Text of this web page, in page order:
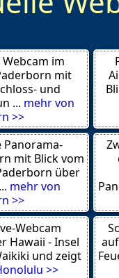
en Bosses
Oyen
Dame
La Trinite
Saint Jean
Checrouit
La Palud
im
mit
und
... mehr von
>>
Panorama-
mit Blick vom
über
mehr von
>>
Webcam
Hawaii - Insel
und zeigt
>>